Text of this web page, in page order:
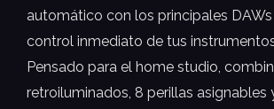
automático con los principales
control inmediato de tus
Pensado para el home studio,
retroiluminados, 8 perillas asignables